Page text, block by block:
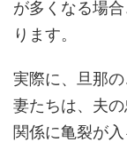
が多くなる場
ります。
実際に、旦那
妻たちは、夫
関係に亀裂が入